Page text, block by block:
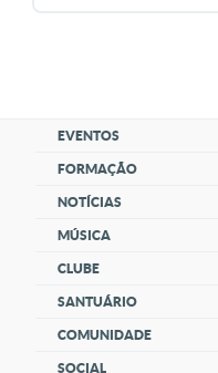
EVENTOS
FORMAÇÃO
NOTÍCIAS
MÚSICA
CLUBE
SANTUÁRIO
COMUNIDADE
SOCIAL